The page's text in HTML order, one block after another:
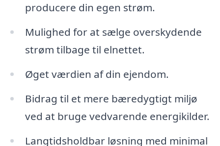
producere din egen strøm.
Mulighed for at sælge overskydende
strøm tilbage til elnettet.
Øget værdien af din ejendom.
Bidrag til et mere bæredygtigt miljø
ved at bruge vedvarende energikilder.
Langtidsholdbar løsning med minimal